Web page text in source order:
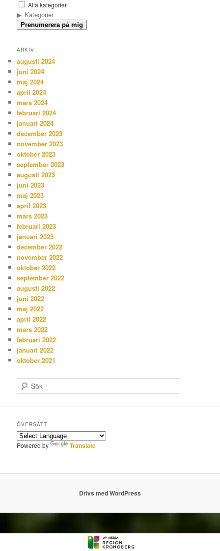
Alla kategorier
Kategorier
Prenumerera på mig
ARKIV
augusti 2024
juni 2024
maj 2024
april 2024
mars 2024
februari 2024
januari 2024
december 2023
november 2023
oktober 2023
september 2023
augusti 2023
juni 2023
maj 2023
april 2023
mars 2023
februari 2023
januari 2023
december 2022
november 2022
oktober 2022
september 2022
augusti 2022
juni 2022
maj 2022
april 2022
mars 2022
februari 2022
januari 2022
oktober 2021
ö
ÖVERSÄTT
Powered by Translate
Drivs med WordPress